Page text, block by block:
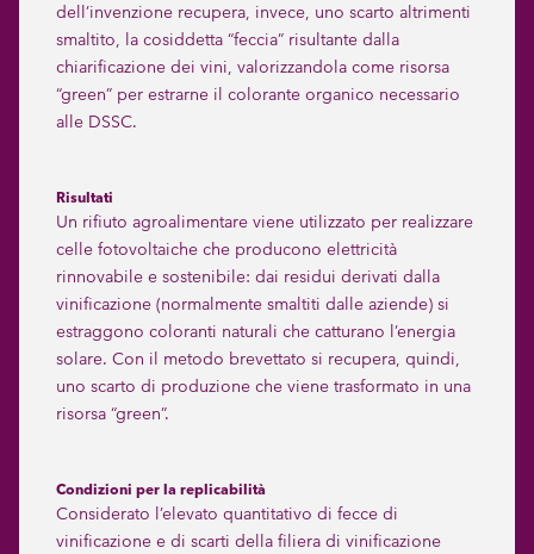
dell’invenzione recupera, invece, uno scarto altrimenti
smaltito, la cosiddetta “feccia” risultante dalla
chiarificazione dei vini, valorizzandola come risorsa
“green” per estrarne il colorante organico necessario
alle DSSC.
Risultati
Un rifiuto agroalimentare viene utilizzato per realizzare
celle fotovoltaiche che producono elettricità
rinnovabile e sostenibile: dai residui derivati dalla
vinificazione (normalmente smaltiti dalle aziende) si
estraggono coloranti naturali che catturano l’energia
solare. Con il metodo brevettato si recupera, quindi,
uno scarto di produzione che viene trasformato in una
risorsa “green”.
Condizioni per la replicabilità
Considerato l’elevato quantitativo di fecce di
vinificazione e di scarti della filiera di vinificazione